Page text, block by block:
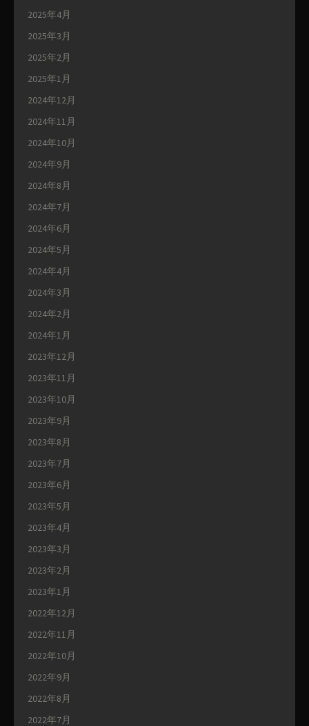
2025年4月
2025年3月
2025年2月
2025年1月
2024年12月
2024年11月
2024年10月
2024年9月
2024年8月
2024年7月
2024年6月
2024年5月
2024年4月
2024年3月
2024年2月
2024年1月
2023年12月
2023年11月
2023年10月
2023年9月
2023年8月
2023年7月
2023年6月
2023年5月
2023年4月
2023年3月
2023年2月
2023年1月
2022年12月
2022年11月
2022年10月
2022年9月
2022年8月
2022年7月